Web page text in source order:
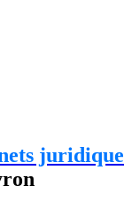
juridique